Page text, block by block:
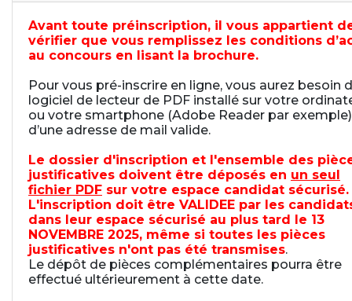
Avant toute préinscription, il vous appartient
vérifier que vous remplissez les conditions
au concours en lisant la brochure.
Pour vous pré-inscrire en ligne, vous aurez besoin
logiciel de lecteur de PDF installé sur votre
ou votre smartphone (Adobe Reader par
d’une adresse de mail valide.
Le dossier d'inscription et l'ensemble des
justificatives doivent être déposés en un seul
fichier PDF sur votre espace candidat sécurisé.
L'inscription doit être VALIDEE par les
dans leur espace sécurisé au plus tard le 13
NOVEMBRE 2025, même si toutes les pièces
justificatives n'ont pas été transmises.
Le dépôt de pièces complémentaires pourra être
effectué ultérieurement à cette date.